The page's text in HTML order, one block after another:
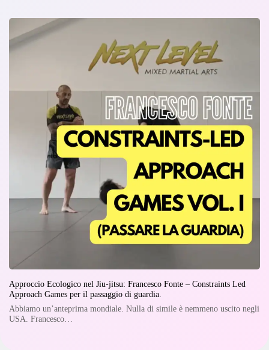
Approccio Ecologico nel Jiu-jitsu: Francesco Fonte – Constraints Led
Approach Games per il passaggio di guardia.
Abbiamo un’anteprima mondiale. Nulla di simile è nemmeno uscito negli
USA. Francesco…